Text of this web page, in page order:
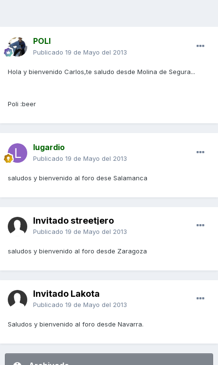
POLI
Publicado 19 de Mayo del 2013
Hola y bienvenido Carlos,te saludo desde Molina de Segura...
Poli :beer
lugardio
Publicado 19 de Mayo del 2013
saludos y bienvenido al foro dese Salamanca
Invitado streetjero
Publicado 19 de Mayo del 2013
saludos y bienvenido al foro desde Zaragoza
Invitado Lakota
Publicado 19 de Mayo del 2013
Saludos y bienvenido al foro desde Navarra.